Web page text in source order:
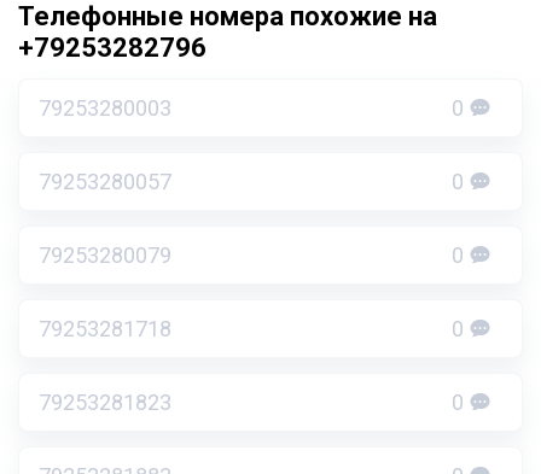
Телефонные номера похожие на
+79253282796
79253280003 0
79253280057 0
79253280079 0
79253281718 0
79253281823 0